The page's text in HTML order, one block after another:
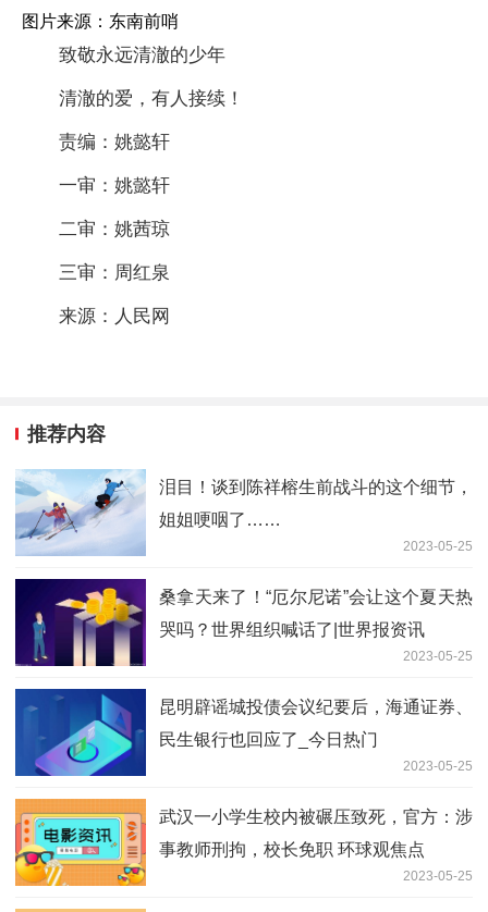
图片来源：东南前哨
致敬永远清澈的少年
清澈的爱，有人接续！
责编：姚懿轩
一审：姚懿轩
二审：姚茜琼
三审：周红泉
来源：人民网
推荐内容
泪目！谈到陈祥榕生前战斗的这个细节，
姐姐哽咽了……
2023-05-25
桑拿天来了！“厄尔尼诺”会让这个夏天热
哭吗？世界组织喊话了|世界报资讯
2023-05-25
昆明辟谣城投债会议纪要后，海通证券、
民生银行也回应了_今日热门
2023-05-25
武汉一小学生校内被碾压致死，官方：涉
事教师刑拘，校长免职 环球观焦点
2023-05-25